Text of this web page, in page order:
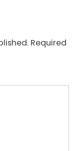
Required